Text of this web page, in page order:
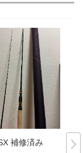
補修済み